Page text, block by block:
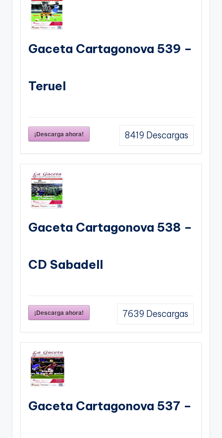
Gaceta Cartagonova 539 –
Teruel
¡Descarga ahora! 8419 Descargas
Gaceta Cartagonova 538 –
CD Sabadell
¡Descarga ahora! 7639 Descargas
Gaceta Cartagonova 537 –